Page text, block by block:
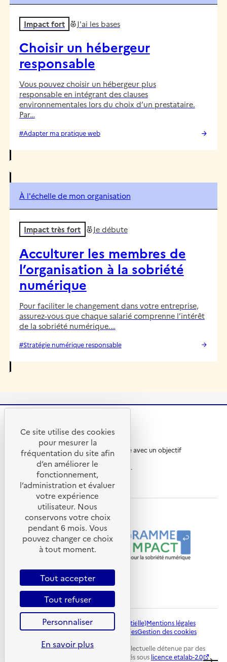
Impact fort J'ai les bases
Choisir un hébergeur
responsable
Vous pouvez choisir un hébergeur plus
responsable en intégrant des clauses
environnementales lors du choix d’un prestataire.
Par…
#Adapter ma pratique web
À l'échelle de mon organisation
Impact très fort Je débute
Acculturer les membres de
l’organisation à la sobriété
numérique
Pour faciliter le changement dans votre entreprise,
assurez-vous que chaque salarié comprenne l’intérêt
de la sobriété numérique.…
#Stratégie numérique responsable
A
D
E
E
-
A
g
e
n
c
e
d
e
t
r
a
n
s
i
t
i
o
n
Ce site internet a été pensé et développé avec un objectif
d’écoconception.
En savoir plus surl’écoconception du site .
ademe.fr
inria.fr cnrs.fr
Nos programmes et partenaires
Accessibilité (Conformité partielle)Mentions légales
Données personnellesPolitique des cookiesGestion des cookies
Sauf mention explicite de propriété intellectuelle détenue par des
tiers, les contenus de ce site sont proposés sous licence etalab-2.0 .
Ce site utilise des cookies
pour mesurer la
fréquentation du site afin
d’en améliorer le
fonctionnement,
l’administration et évaluer
votre expérience
utilisateur. Nous
conservons votre choix
pendant 6 mois. Vous
pouvez changer ce choix
à tout moment.
Tout accepter
Tout refuser
Personnaliser
En savoir plus